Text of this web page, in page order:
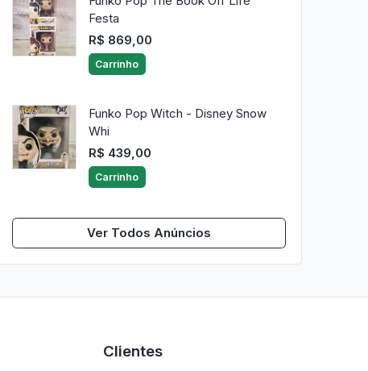
Festa
R$ 869,00
Carrinho
Funko Pop Witch - Disney Snow
Whi
R$ 439,00
Carrinho
Ver Todos Anúncios
Clientes